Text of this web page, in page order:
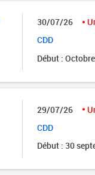
30/07/26
CDD
Début :
29/07/26
CDD
Début : 30